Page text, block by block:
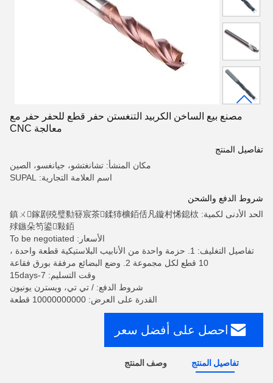
مصنع بيع الساخن الكربيد التنغستن حفر قطع للحفر حفر مع
معالجة CNC
تفاصيل المنتج
مكان المنشأ: تشانغتشو، جيانغسو، الصين
اسم العلامة التجارية: SUPAL
شروط الدفع والشحن
الحد الأدنى لكمية: 鎮ㄨ鎵剧殑璧勬簮宸茶鍒犻櫎銆佸凡鏇村悕鎴栨
殏鏃朵笉鍙敤銆
الأسعار: To be negotiated
تفاصيل التغليف: 1. حزمة واحدة من الأنابيب البلاستيكية قطعة واحدة ،
10 قطع لكل مجموعة 2. وضع البضائع مرفقة بورق فقاعة
وقت التسليم: 7-15days
شروط الدفع: / تي تي، ويسترن يونيون
القدرة على العرض: 10000000000 قطعة
احصل على أفضل سعر
تفاصيل المنتج وصف المنتج